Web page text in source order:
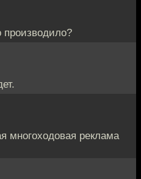
производило?
многоходовая реклама